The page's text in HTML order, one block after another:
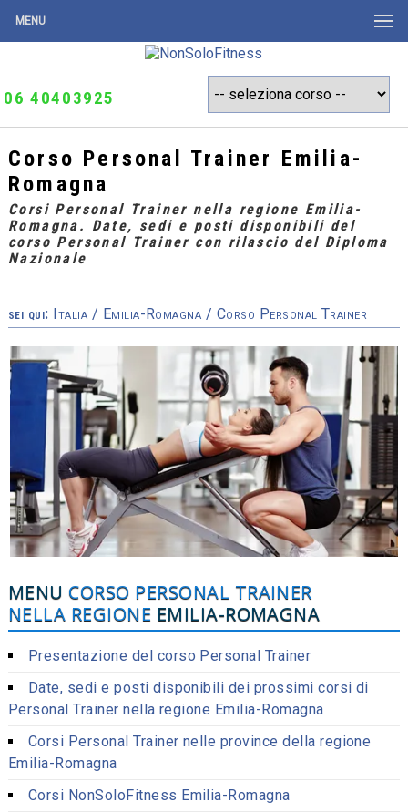
06 40403925
Corso Personal Trainer Emilia-
Romagna
Corsi Personal Trainer nella regione Emilia-
Romagna. Date, sedi e posti disponibili del
corso Personal Trainer con rilascio del Diploma
Nazionale
sei qui: Italia / Emilia-Romagna / Corso Personal Trainer
MENU CORSO PERSONAL TRAINER
NELLA REGIONE EMILIA-ROMAGNA
Presentazione del corso Personal Trainer
Date, sedi e posti disponibili dei prossimi corsi di
Personal Trainer nella regione Emilia-Romagna
Corsi Personal Trainer nelle province della regione
Emilia-Romagna
Corsi NonSoloFitness Emilia-Romagna
MENU